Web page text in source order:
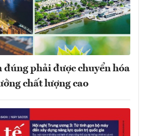
đúng phải được chuyển hóa
chất lượng cao